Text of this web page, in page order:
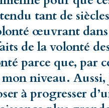
tant de
œuvrant
de la volonté
parce que, par
niveau. Aussi,
à progresser